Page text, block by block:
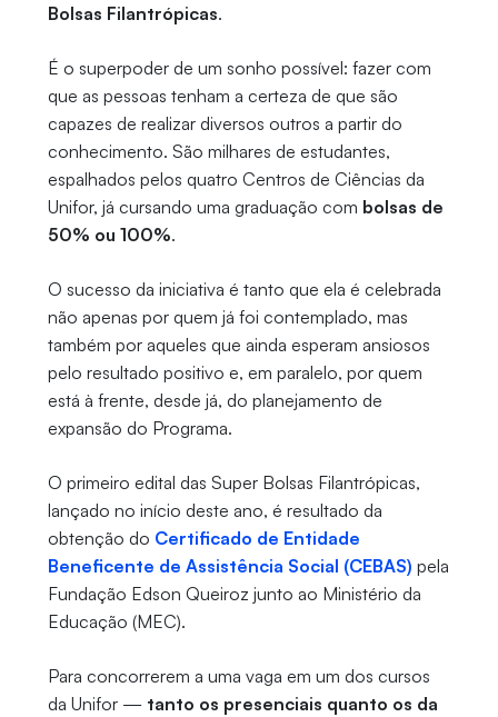
Bolsas Filantrópicas.
É o superpoder de um sonho possível: fazer com
que as pessoas tenham a certeza de que são
capazes de realizar diversos outros a partir do
conhecimento. São milhares de estudantes,
espalhados pelos quatro Centros de Ciências da
Unifor, já cursando uma graduação com bolsas de
50% ou 100%.
O sucesso da iniciativa é tanto que ela é celebrada
não apenas por quem já foi contemplado, mas
também por aqueles que ainda esperam ansiosos
pelo resultado positivo e, em paralelo, por quem
está à frente, desde já, do planejamento de
expansão do Programa.
O primeiro edital das Super Bolsas Filantrópicas,
lançado no início deste ano, é resultado da
obtenção do Certificado de Entidade
Beneficente de Assistência Social (CEBAS) pela
Fundação Edson Queiroz junto ao Ministério da
Educação (MEC).
Para concorrerem a uma vaga em um dos cursos
da Unifor — tanto os presenciais quanto os da